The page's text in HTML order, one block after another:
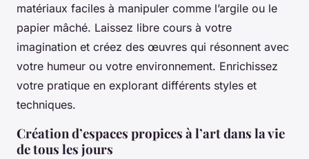
matériaux faciles à manipuler comme l’argile ou le
papier mâché. Laissez libre cours à votre
imagination et créez des œuvres qui résonnent avec
votre humeur ou votre environnement. Enrichissez
votre pratique en explorant différents styles et
techniques.
Création d’espaces propices à l’art dans la vie
de tous les jours